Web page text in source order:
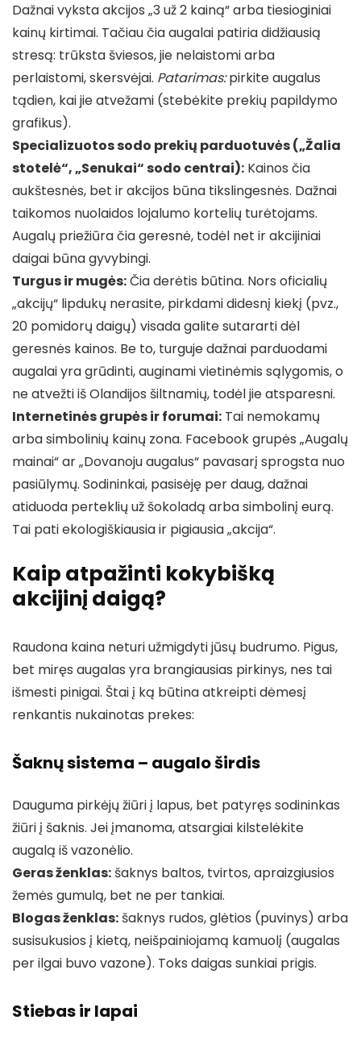
Dažnai vyksta akcijos „3 už 2 kainą“ arba tiesioginiai
kainų kirtimai. Tačiau čia augalai patiria didžiausią
stresą: trūksta šviesos, jie nelaistomi arba
perlaistomi, skersvėjai. Patarimas:pirkite augalus
tądien, kai jie atvežami (stebėkite prekių papildymo
grafikus).
Specializuotos sodo prekių parduotuvės („Žalia
stotelė“, „Senukai“ sodo centrai): Kainos čia
aukštesnės, bet ir akcijos būna tikslingesnės. Dažnai
taikomos nuolaidos lojalumo kortelių turėtojams.
Augalų priežiūra čia geresnė, todėl net ir akcijiniai
daigai būna gyvybingi.
Turgus ir mugės:Čia derėtis būtina. Nors oficialių
„akcijų“ lipdukų nerasite, pirkdami didesnį kiekį (pvz.,
20 pomidorų daigų) visada galite sutararti dėl
geresnės kainos. Be to, turguje dažnai parduodami
augalai yra grūdinti, auginami vietinėmis sąlygomis, o
ne atvežti iš Olandijos šiltnamių, todėl jie atsparesni.
Internetinės grupės ir forumai: Tai nemokamų
arba simbolinių kainų zona. Facebook grupės „Augalų
mainai“ ar „Dovanoju augalus“ pavasarį sprogsta nuo
pasiūlymų. Sodininkai, pasisėję per daug, dažnai
atiduoda perteklių už šokoladą arba simbolinį eurą.
Tai pati ekologiškiausia ir pigiausia „akcija“.
Kaip atpažinti kokybišką
akcijinį daigą?
Raudona kaina neturi užmigdyti jūsų budrumo. Pigus,
bet miręs augalas yra brangiausias pirkinys, nes tai
išmesti pinigai. Štai į ką būtina atkreipti dėmesį
renkantis nukainotas prekes:
Šaknų sistema – augalo širdis
Dauguma pirkėjų žiūri į lapus, bet patyręs sodininkas
žiūri į šaknis. Jei įmanoma, atsargiai kilstelėkite
augalą iš vazonėlio.
Geras ženklas: šaknys baltos, tvirtos, apraizgiusios
žemės gumulą, bet ne per tankiai.
Blogas ženklas: šaknys rudos, glėtios (puvinys) arba
susisukusios į kietą, neišpainiojamą kamuolį (augalas
per ilgai buvo vazone). Toks daigas sunkiai prigis.
Stiebas ir lapai